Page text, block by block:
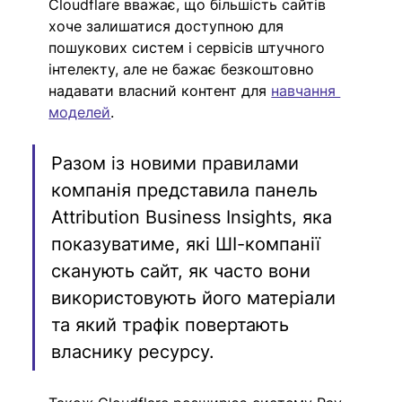
Cloudflare вважає, що більшість сайтів
хоче залишатися доступною для
пошукових систем і сервісів штучного
інтелекту, але не бажає безкоштовно
надавати власний контент для навчання
моделей.
Разом із новими правилами
компанія представила панель
Attribution Business Insights, яка
показуватиме, які ШІ-компанії
сканують сайт, як часто вони
використовують його матеріали
та який трафік повертають
власнику ресурсу.